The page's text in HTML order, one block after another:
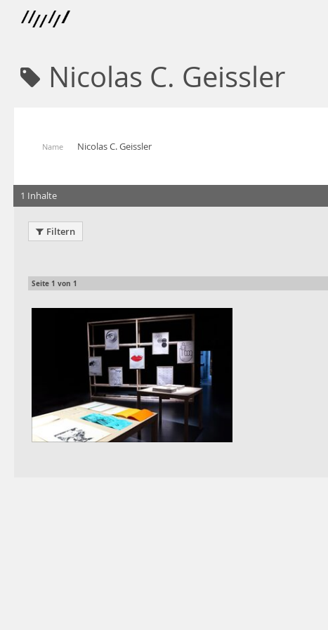
Nicolas C. Geissler
Name Nicolas C. Geissler
1 Inhalte
Filtern
Seite 1 von 1